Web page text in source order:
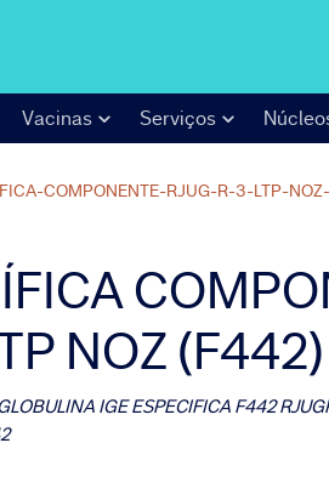
Vacinas Serviços
COMPONENTE-RJUG-R-3-LTP-
NOZ (F442)
IGE ESPECIFICA F442